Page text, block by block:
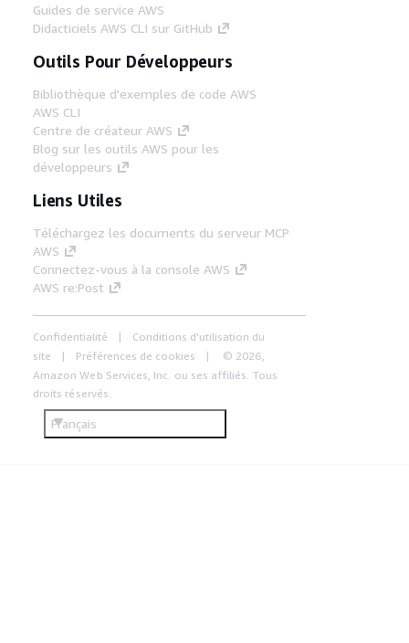
Guides de service AWS
Didacticiels AWS CLI sur GitHub
Outils Pour Développeurs
Bibliothèque d'exemples de code AWS
AWS CLI
Centre de créateur AWS
Blog sur les outils AWS pour les
développeurs
Liens Utiles
Téléchargez les documents du serveur MCP
AWS
Connectez-vous à la console AWS
AWS re:Post
Confidentialité
Conditions d'utilisation du
site
Préférences de cookies
© 2026,
Amazon Web Services, Inc. ou ses affiliés. Tous
droits réservés.
Français